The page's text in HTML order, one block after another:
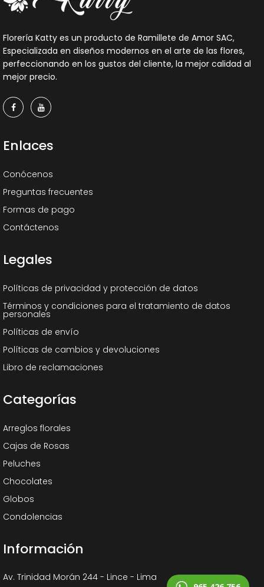
Florería Katty es un producto de Ramillete de Amor SAC,
Especializada en diseños modernos en el arte de las flores,
perfeccionando en los gustos del cliente, la mejor calidad al
mejor precio.
Enlaces
Conócenos
Preguntas frecuentes
Formas de pago
Contáctenos
Legales
Políticas de privacidad y protección de datos
Términos y condiciones para el tratamiento de datos
personales
Políticas de envío
Políticas de cambios y devoluciones
Libro de reclamaciones
Categorías
Arreglos florales
Cajas de Rosas
Peluches
Chocolates
Globos
Condolencias
Información
Av. Trinidad Morán 244 - Lince - Lima